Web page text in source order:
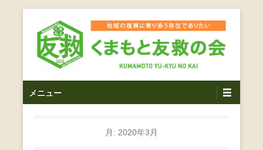
ス
くまもと友救の会｜地域
の復興に寄り添う存在で
ありたい｜熊本県上益城
し代表松岡亮太を中心に、熊本地震発生直後から被災者の
復興・生活再建を目的に活動しているボランティア団体で
イ
メニュー
月: 2020年3月